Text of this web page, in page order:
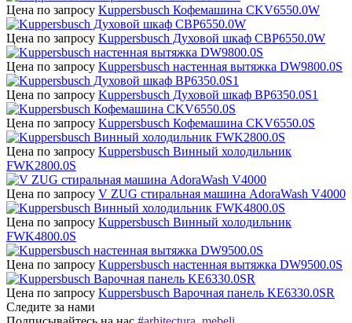
Цена по запросу Kuppersbusch Кофемашина CKV6550.0W
Цена по запросу Kuppersbusch Духовой шкаф CBP6550.0W
Цена по запросу Kuppersbusch настенная вытяжка DW9800.0S
Цена по запросу Kuppersbusch Духовой шкаф BP6350.0S1
Цена по запросу Kuppersbusch Кофемашина CKV6550.0S
Цена по запросу Kuppersbusch Винный холодильник
FWK2800.0S
Цена по запросу V ZUG стиральная машина AdoraWash V4000
Цена по запросу Kuppersbusch Винный холодильник
FWK4800.0S
Цена по запросу Kuppersbusch настенная вытяжка DW9500.0S
Цена по запросу Kuppersbusch Варочная панель KE6330.0SR
Следите за нами